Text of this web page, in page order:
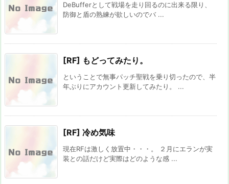
DeBufferとして戦場を走り回るのに出来る限り、
防御と盾の熟練が欲しいのでバ ...
[RF] もどってみたり。
ということで無事パッチ聖戦を乗り切ったので、半
年ぶりにアカウント更新してみたり。 ...
[RF] 冷め気味
現在RFは激しく放置中・・・。 ２月にエランが実
装との話だけど実際はどのような感 ...